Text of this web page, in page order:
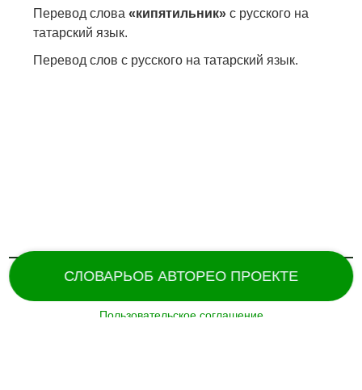
СЛОВАРЬОБ АВТОРЕО ПРОЕКТЕ
Перевод слова«кипятильник» с русского на
татарский язык.
Перевод слов с русского на татарский язык.
Пользовательское соглашение